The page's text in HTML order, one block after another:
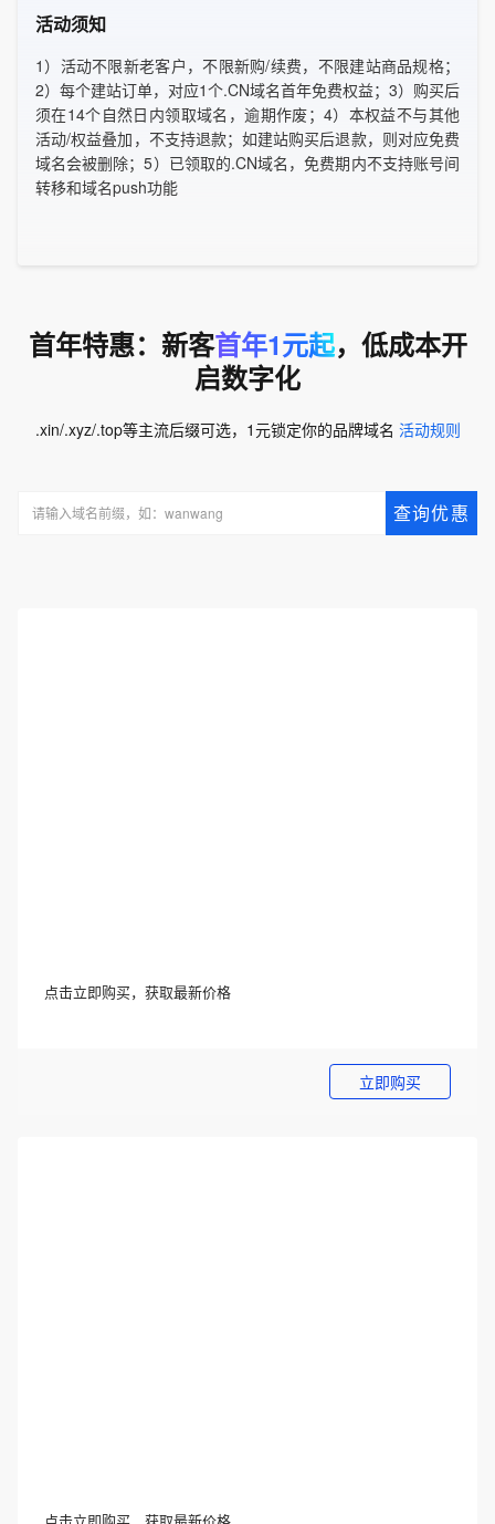
活动须知
1）活动不限新老客户，不限新购/续费，不限建站商品规格；
2）每个建站订单，对应1个.CN域名首年免费权益；3）购买后
须在14个自然日内领取域名，逾期作废；4）本权益不与其他
活动/权益叠加，不支持退款；如建站购买后退款，则对应免费
域名会被删除；5）已领取的.CN域名，免费期内不支持账号间
转移和域名push功能
首年特惠：新客首年1元起，低成本开
启数字化
.xin/.xyz/.top等主流后缀可选，1元锁定你的品牌域名 活动规则
查询优惠
点击立即购买，获取最新价格
立即购买
点击立即购买，获取最新价格